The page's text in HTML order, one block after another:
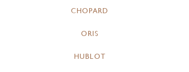
CHOPARD
ORIS
HUBLOT